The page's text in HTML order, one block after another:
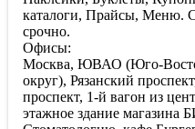
каталоги, Прайсы, Меню.
срочно.
Офисы:
Москва, ЮВАО (Юго-
округ), Рязанский
проспект, 1-й вагон из
этажное здание